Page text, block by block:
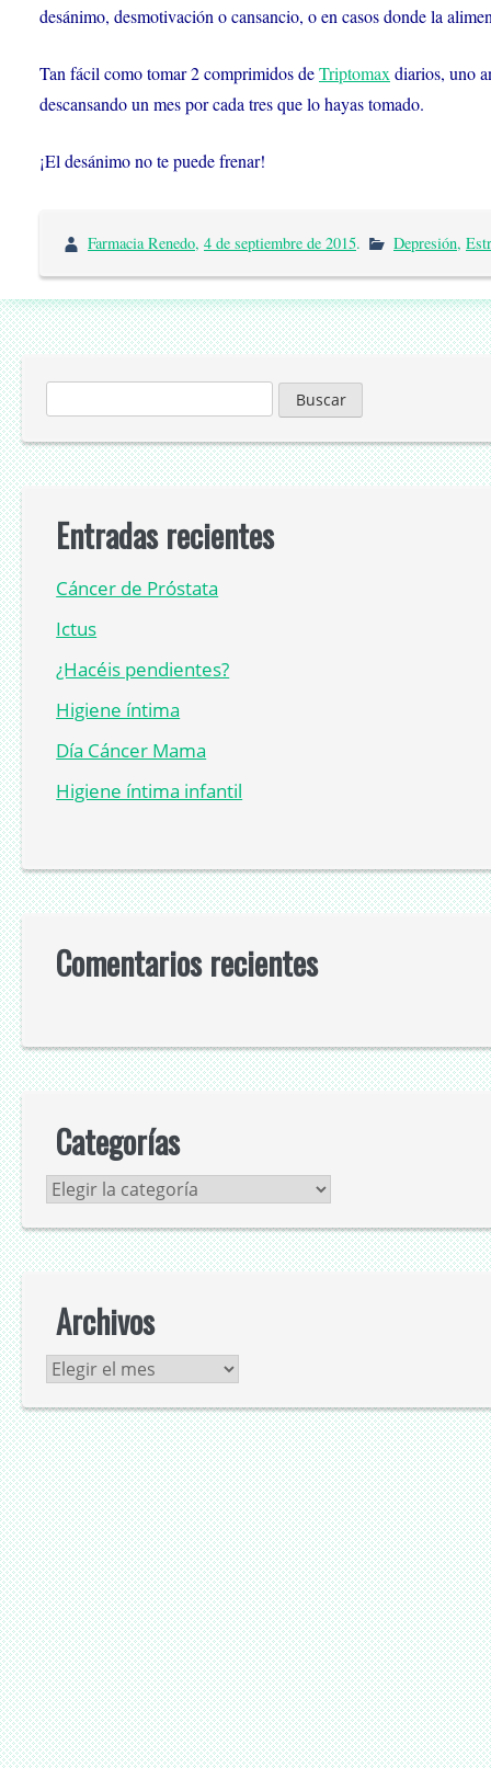
desánimo, desmotivación o cansancio, o en casos donde la
Tan fácil como tomar 2 comprimidos deTriptomax diarios, uno
descansando un mes por cada tres que lo hayas tomado.
¡El desánimo no te puede frenar!
Farmacia Renedo, 4 de septiembre de 2015. Depresión,
Entradas recientes
Cáncer de Próstata
Ictus
¿Hacéis pendientes?
Higiene íntima
Día Cáncer Mama
Higiene íntima infantil
Comentarios recientes
Categorías
Categorías
Archivos
Archivos